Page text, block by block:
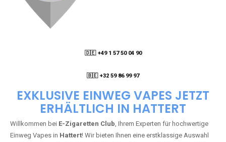
🇩🇪 +49 1 57 50 04 90
🇧🇪 +32 59 86 99 97
EXKLUSIVE EINWEG VAPES JETZT
ERHÄLTLICH IN HATTERT
Willkommen bei E-Zigaretten Club, Ihrem Experten für hochwertige
Einweg Vapes in Hattert! Wir bieten Ihnen eine erstklassige Auswahl